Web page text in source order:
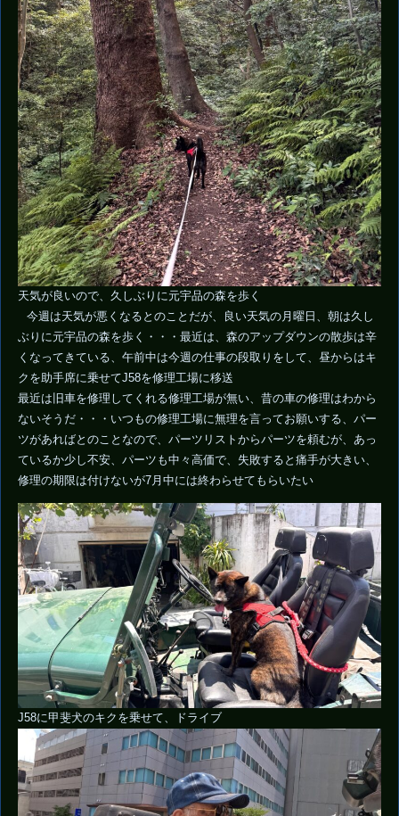
天気が良いので、久しぶりに元宇品の森を歩く
今週は天気が悪くなるとのことだが、良い天気の月曜日、朝は久し
ぶりに元宇品の森を歩く・・・最近は、森のアップダウンの散歩は辛
くなってきている、午前中は今週の仕事の段取りをして、昼からはキ
クを助手席に乗せてJ58を修理工場に移送
最近は旧車を修理してくれる修理工場が無い、昔の車の修理はわから
ないそうだ・・・いつもの修理工場に無理を言ってお願いする、パー
ツがあればとのことなので、パーツリストからパーツを頼むが、あっ
ているか少し不安、パーツも中々高価で、失敗すると痛手が大きい、
修理の期限は付けないが7月中には終わらせてもらいたい
J58に甲斐犬のキクを乗せて、ドライブ